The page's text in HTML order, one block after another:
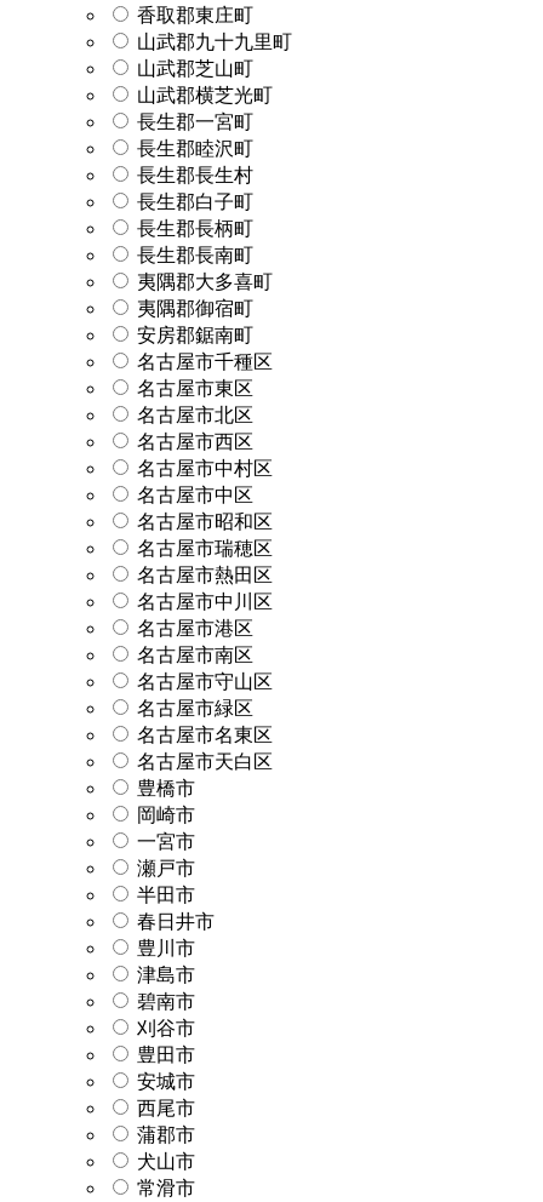
香取郡東庄町
山武郡九十九里町
山武郡芝山町
山武郡横芝光町
長生郡一宮町
長生郡睦沢町
長生郡長生村
長生郡白子町
長生郡長柄町
長生郡長南町
夷隅郡大多喜町
夷隅郡御宿町
安房郡鋸南町
名古屋市千種区
名古屋市東区
名古屋市北区
名古屋市西区
名古屋市中村区
名古屋市中区
名古屋市昭和区
名古屋市瑞穂区
名古屋市熱田区
名古屋市中川区
名古屋市港区
名古屋市南区
名古屋市守山区
名古屋市緑区
名古屋市名東区
名古屋市天白区
豊橋市
岡崎市
一宮市
瀬戸市
半田市
春日井市
豊川市
津島市
碧南市
刈谷市
豊田市
安城市
西尾市
蒲郡市
犬山市
常滑市